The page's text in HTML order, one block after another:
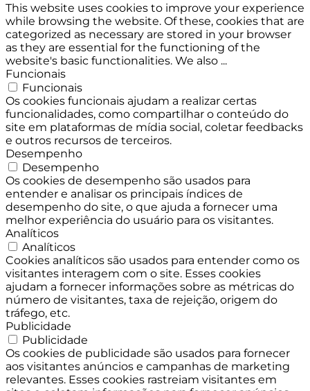
This website uses cookies to improve your experience
while browsing the website. Of these, cookies that are
categorized as necessary are stored in your browser
as they are essential for the functioning of the
website's basic functionalities. We also ...
Funcionais
Funcionais
Os cookies funcionais ajudam a realizar certas
funcionalidades, como compartilhar o conteúdo do
site em plataformas de mídia social, coletar feedbacks
e outros recursos de terceiros.
Desempenho
Desempenho
Os cookies de desempenho são usados para
entender e analisar os principais índices de
desempenho do site, o que ajuda a fornecer uma
melhor experiência do usuário para os visitantes.
Analíticos
Analíticos
Cookies analíticos são usados para entender como os
visitantes interagem com o site. Esses cookies
ajudam a fornecer informações sobre as métricas do
número de visitantes, taxa de rejeição, origem do
tráfego, etc.
Publicidade
Publicidade
Os cookies de publicidade são usados para fornecer
aos visitantes anúncios e campanhas de marketing
relevantes. Esses cookies rastreiam visitantes em